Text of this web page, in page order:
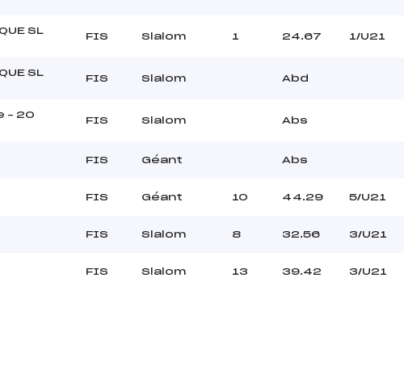
SL
FIS Slalom 1 24.67 1/U21
SL
FIS Slalom Abd
– 20
FIS Slalom Abs
FIS Géant Abs
FIS Géant 10 44.29 5/U21
FIS Slalom 8 32.56 3/U21
FIS Slalom 13 39.42 3/U21